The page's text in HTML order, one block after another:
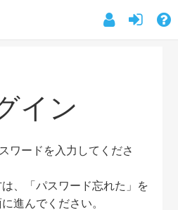
イン
ワードを入力してくださ
、「パスワード忘れた」を
進んでください。